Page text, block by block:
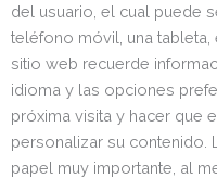
del usuario, el cual puede
teléfono móvil, una
sitio web recuerde
idioma y las opciones
próxima visita y hacer que
personalizar su contenido.
papel muy importante, al